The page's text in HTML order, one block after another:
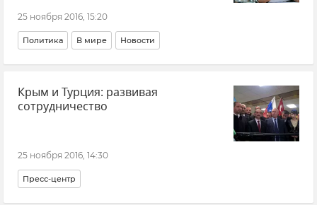
25 ноября 2016, 15:20
Политика В мире Новости
Крым и Турция: развивая
сотрудничество
25 ноября 2016, 14:30
Пресс-центр